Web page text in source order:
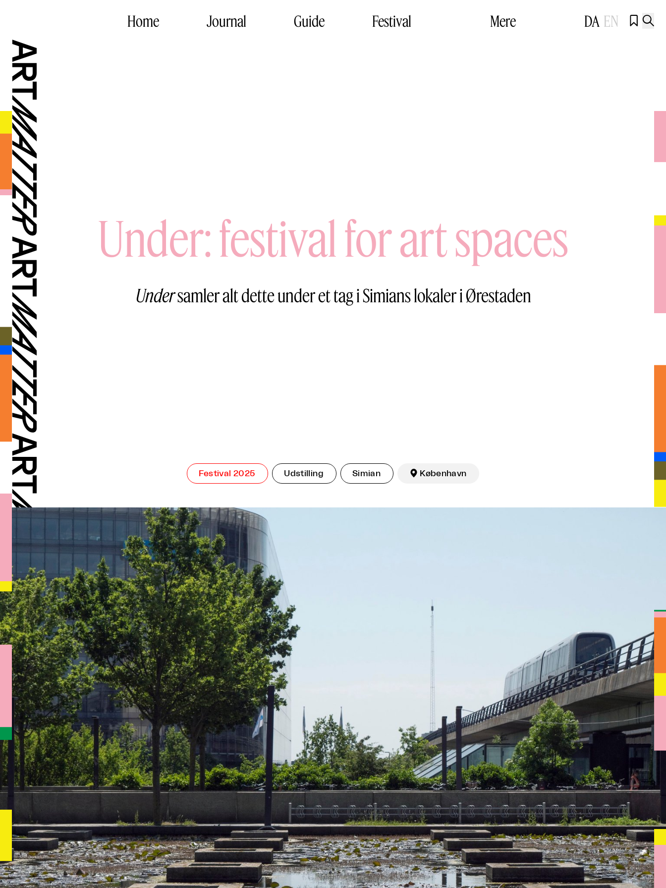
Home Journal Guide Festival Mere DA EN  
Under: festival for art spaces
Undersamler alt dette under et tag i Simians lokaler i Ørestaden
Festival 2025 Udstilling Simian  København